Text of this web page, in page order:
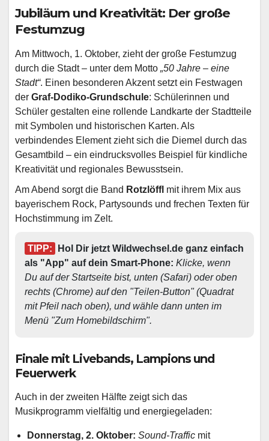
Jubiläum und Kreativität: Der große
Festumzug
Am Mittwoch, 1. Oktober, zieht der große Festumzug
durch die Stadt – unter dem Motto „50 Jahre – eine
Stadt“. Einen besonderen Akzent setzt ein Festwagen
der Graf-Dodiko-Grundschule: Schülerinnen und
Schüler gestalten eine rollende Landkarte der Stadtteile
mit Symbolen und historischen Karten. Als
verbindendes Element zieht sich die Diemel durch das
Gesamtbild – ein eindrucksvolles Beispiel für kindliche
Kreativität und regionales Bewusstsein.
Am Abend sorgt die Band Rotzlöffl mit ihrem Mix aus
bayerischem Rock, Partysounds und frechen Texten für
Hochstimmung im Zelt.
TIPP:
Hol Dir jetzt Wildwechsel.de ganz einfach
als "App" auf dein Smart-Phone: Klicke, wenn
Du auf der Startseite bist, unten (Safari) oder oben
rechts (Chrome) auf den "Teilen-Button" (Quadrat
mit Pfeil nach oben), und wähle dann unten im
Menü "Zum Homebildschirm".
Finale mit Livebands, Lampions und
Feuerwerk
Auch in der zweiten Hälfte zeigt sich das
Musikprogramm vielfältig und energiegeladen:
Donnerstag, 2. Oktober: Sound-Traffic mit